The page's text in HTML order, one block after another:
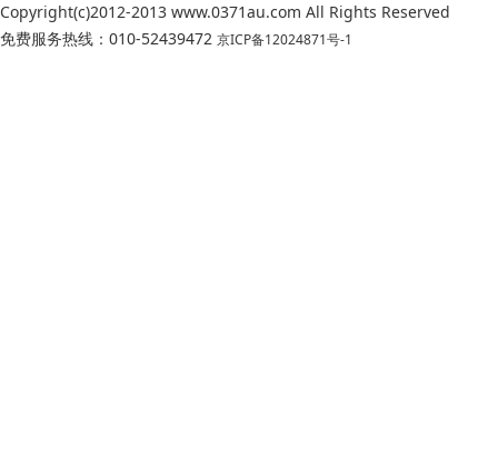
Copyright(c)2012-2013 www.0371au.com All Rights Reserved
免费服务热线：010-52439472 京ICP备12024871号-1